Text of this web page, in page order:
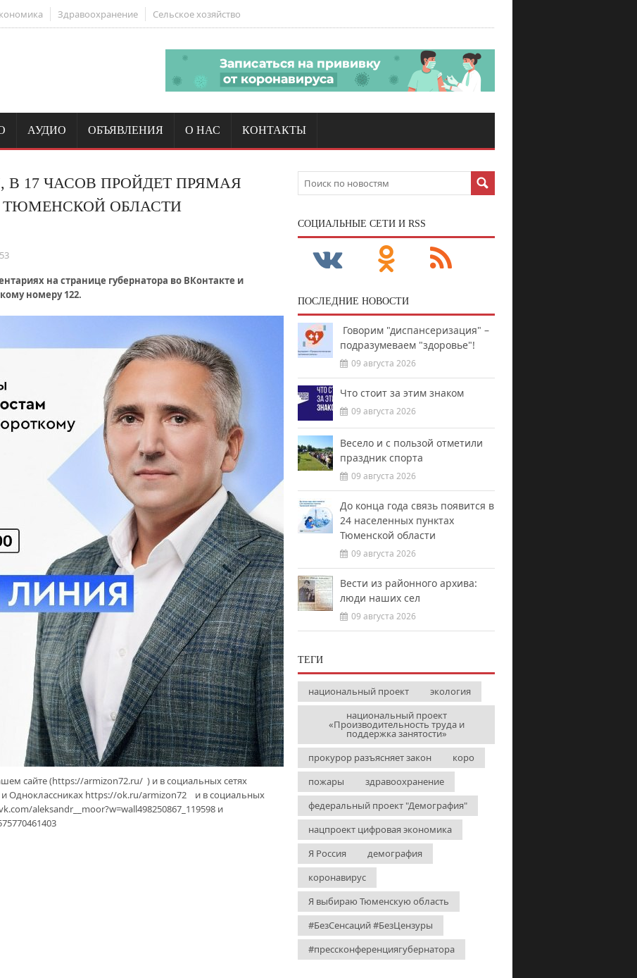
Здравоохранение Сельское хозяйство
АУДИО ОБЪЯВЛЕНИЯ О НАС КОНТАКТЫ
В 17 ЧАСОВ ПРОЙДЕТ ПРЯМАЯ
ТЮМЕНСКОЙ ОБЛАСТИ
на странице губернатора во ВКонтакте и
номеру 122.
сайте (https://armizon72.ru/ ) и в социальных сетях
Одноклассниках https://ok.ru/armizon72 и в социальных
aleksandr__moor?w=wall498250867_119598 и
CОЦИАЛЬНЫЕ СЕТИ И RSS
ПОСЛЕДНИЕ НОВОСТИ
Говорим "диспансеризация" –
подразумеваем "здоровье"!
09 августа 2026
Что стоит за этим знаком
09 августа 2026
Весело и с пользой отметили
праздник спорта
09 августа 2026
До конца года связь появится в
24 населенных пунктах
Тюменской области
09 августа 2026
Вести из районного архива:
люди наших сел
09 августа 2026
ТЕГИ
национальный проект
экология
национальный проект
«Производительность труда и
поддержка занятости»
прокурор разъясняет закон
коро
пожары
здравоохранение
федеральный проект "Демография"
нацпроект цифровая экономика
Я Россия
демография
коронавирус
Я выбираю Тюменскую область
#БезСенсаций #БезЦензуры
#прессконференциягубернатора